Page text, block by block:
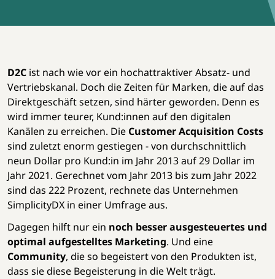
D2C ist nach wie vor ein hochattraktiver Absatz- und
Vertriebskanal. Doch die Zeiten für Marken, die auf das
Direktgeschäft setzen, sind härter geworden. Denn es
wird immer teurer, Kund:innen auf den digitalen
Kanälen zu erreichen. Die Customer Acquisition Costs
sind zuletzt enorm gestiegen - von durchschnittlich
neun Dollar pro Kund:in im Jahr 2013 auf 29 Dollar im
Jahr 2021. Gerechnet vom Jahr 2013 bis zum Jahr 2022
sind das 222 Prozent, rechnete das Unternehmen
SimplicityDX in einer Umfrage aus.
Dagegen hilft nur ein noch besser ausgesteuertes und
optimal aufgestelltes Marketing. Und eine
Community, die so begeistert von den Produkten ist,
dass sie diese Begeisterung in die Welt trägt.